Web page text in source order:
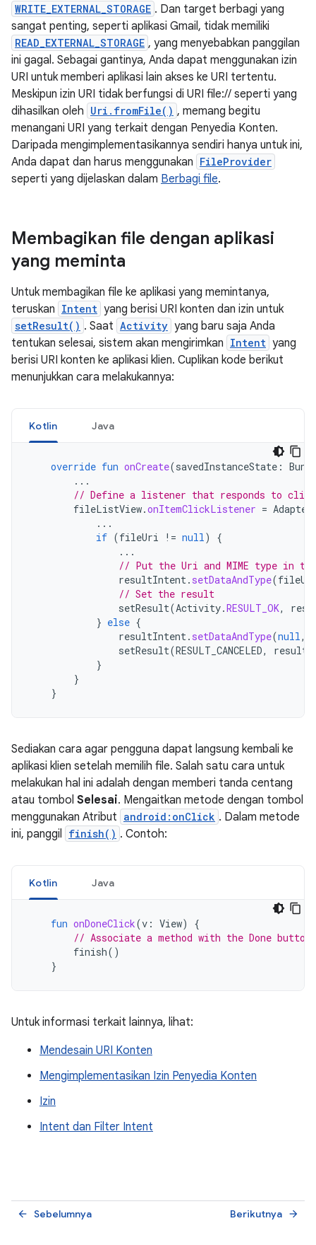
WRITE_EXTERNAL_STORAGE . Dan target berbagi yang
sangat penting, seperti aplikasi Gmail, tidak memiliki
READ_EXTERNAL_STORAGE , yang menyebabkan panggilan
ini gagal. Sebagai gantinya, Anda dapat menggunakan izin
URI untuk memberi aplikasi lain akses ke URI tertentu.
Meskipun izin URI tidak berfungsi di URI file:// seperti yang
dihasilkan oleh Uri.fromFile() , memang begitu
menangani URI yang terkait dengan Penyedia Konten.
Daripada mengimplementasikannya sendiri hanya untuk ini,
Anda dapat dan harus menggunakan FileProvider
seperti yang dijelaskan dalam Berbagi file.
Membagikan file dengan aplikasi
yang meminta
Untuk membagikan file ke aplikasi yang memintanya,
teruskan Intent yang berisi URI konten dan izin untuk
setResult() . Saat Activity yang baru saja Anda
tentukan selesai, sistem akan mengirimkan Intent yang
berisi URI konten ke aplikasi klien. Cuplikan kode berikut
menunjukkan cara melakukannya:
Kotlin Java
override fun onCreate(savedInstanceState :
...
// Define a listener that responds to
fileListView.onItemClickListener =
...
if (fileUri != null)
{
...
// Put the Uri and MIME type in
resultIntent. setDataAndType(
// Set the result
setResult(Activity.RESULT_OK,
} else {
resultIntent. setDataAndType(null,
setResult(RESULT_CANCELED,
}
}
}
Sediakan cara agar pengguna dapat langsung kembali ke
aplikasi klien setelah memilih file. Salah satu cara untuk
melakukan hal ini adalah dengan memberi tanda centang
atau tombol Selesai. Mengaitkan metode dengan tombol
menggunakan Atribut android:onClick . Dalam metode
ini, panggil finish() . Contoh:
Kotlin Java
fun onDoneClick(v : View)
{
// Associate a method with the Done button
finish()
}
Untuk informasi terkait lainnya, lihat:
Mendesain URI Konten
Mengimplementasikan Izin Penyedia Konten
Izin
Intent dan Filter Intent
Sebelumnya
arrow_back Berikutnya arrow_forward